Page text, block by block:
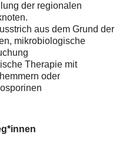
der regionalen
aus dem Grund der
mikrobiologische
Therapie mit
oder